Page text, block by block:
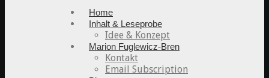
Home
Inhalt & Leseprobe
Idee & Konzept
Marion Fuglewicz-Bren
Kontakt
Email Subscription